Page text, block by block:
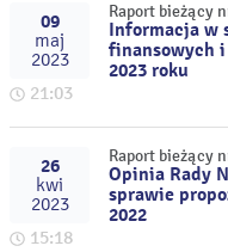
09
maj
2023
21:03
Raport bieżący
Informacja w
finansowych
2023 roku
26
kwi
2023
15:18
Raport bieżący
Opinia Rady
sprawie
2022